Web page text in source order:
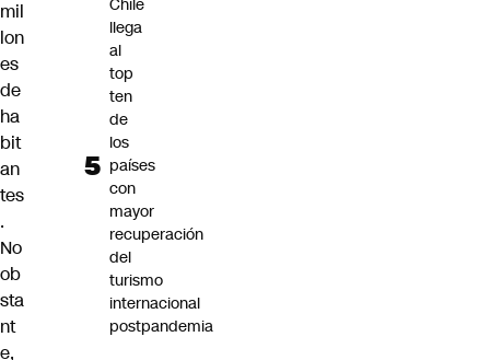
mil
lon
es
de
ha
bit
an
tes
.
No
ob
sta
nt
e,
Chile
llega
al
top
ten
de
los
países
con
mayor
recuperación
del
turismo
internacional
postpandemia